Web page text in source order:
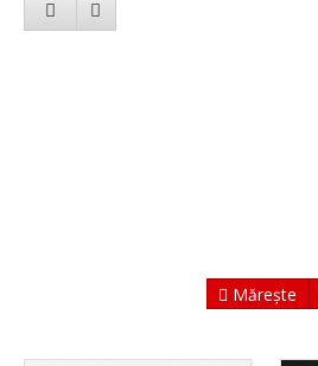
Mărește